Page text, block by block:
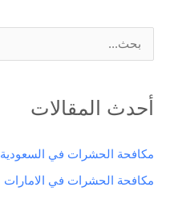
ب
ح
ن
أحدث المقالات
مكافحة الحشرات في السعودية
مكافحة الحشرات في الامارات